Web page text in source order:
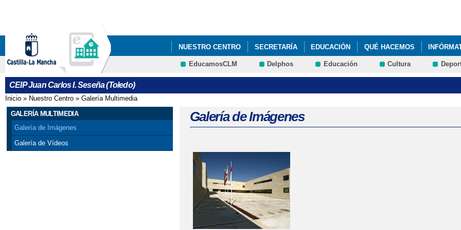
NUESTRO CENTRO SECRETARÍA EDUCACIÓN QUÉ HACEMOS
EducamosCLM Delphos Educación Cultura
CEIP Juan Carlos I. Seseña (Toledo)
Se encuentra usted aquí
Inicio » Nuestro Centro » Galería Multimedia
GALERÍA MULTIMEDIA
Galería de Imágenes
Galería de Vídeos
Galería de Imágenes